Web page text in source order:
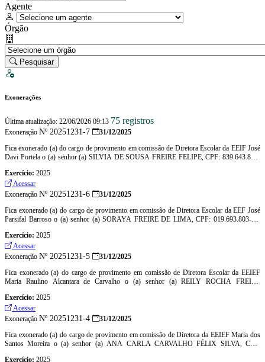
Agente
Órgão
Pesquisar
Exonerações
Última atualização: 22/06/2026 09:13 75 registros
Exoneração Nº 20251231-7
31/12/2025
Fica exonerado (a) do cargo de provimento em comissão de Diretora Escolar da EEIF José
Davi Portela o (a) senhor (a) SILVIA DE SOUSA FREIRE FELIPE, CPF: 839.643.803-
Exercício: 2025
Acessar
Exoneração Nº 20251231-6
31/12/2025
Fica exonerado (a) do cargo de provimento em comissão de Diretora Escolar da EEF José
Parsifal Barroso o (a) senhor (a) SORAYA FREIRE DE LIMA, CPF: 019.693.803-14,
Exercício: 2025
Acessar
Exoneração Nº 20251231-5
31/12/2025
Fica exonerado (a) do cargo de provimento em comissão de Diretora Escolar da EEIEF
Maria Raulino Alcantara de Carvalho o (a) senhor (a) REILY ROCHA FREIRE
Exercício: 2025
Acessar
Exoneração Nº 20251231-4
31/12/2025
Fica exonerado (a) do cargo de provimento em comissão de Diretora da EEIEF Maria dos
Santos Moreira o (a) senhor (a) ANA CARLA CARVALHO FÉLIX SILVA, CPF:
Exercício: 2025